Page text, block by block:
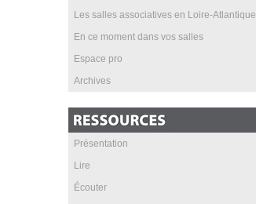
Les salles associatives en Loire-Atlantique
En ce moment dans vos salles
Espace pro
Archives
Présentation
Lire
Écouter